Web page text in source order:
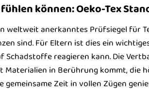
können: Oeko-Tex
weltweit anerkanntes Prüfsiegel für
sind. Für Eltern ist dies ein
Schadstoffe reagieren kann. Die
Materialien in Berührung kommt, die
Zeit in vollen Zügen